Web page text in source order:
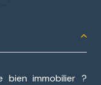
ISLE-
!
bien immobilier ?